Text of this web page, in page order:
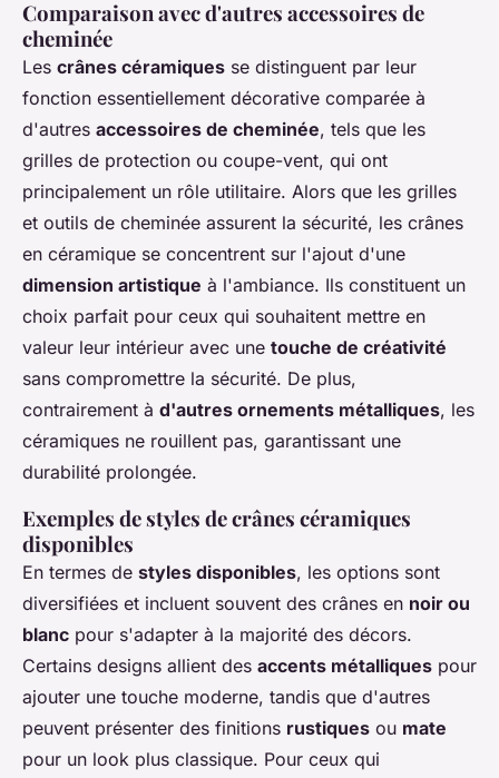
Comparaison avec d'autres accessoires de
cheminée
Les crânes céramiques se distinguent par leur
fonction essentiellement décorative comparée à
d'autres accessoires de cheminée, tels que les
grilles de protection ou coupe-vent, qui ont
principalement un rôle utilitaire. Alors que les grilles
et outils de cheminée assurent la sécurité, les crânes
en céramique se concentrent sur l'ajout d'une
dimension artistique à l'ambiance. Ils constituent un
choix parfait pour ceux qui souhaitent mettre en
valeur leur intérieur avec une touche de créativité
sans compromettre la sécurité. De plus,
contrairement à d'autres ornements métalliques, les
céramiques ne rouillent pas, garantissant une
durabilité prolongée.
Exemples de styles de crânes céramiques
disponibles
En termes de styles disponibles, les options sont
diversifiées et incluent souvent des crânes en noir ou
blanc pour s'adapter à la majorité des décors.
Certains designs allient des accents métalliques pour
ajouter une touche moderne, tandis que d'autres
peuvent présenter des finitions rustiques ou mate
pour un look plus classique. Pour ceux qui